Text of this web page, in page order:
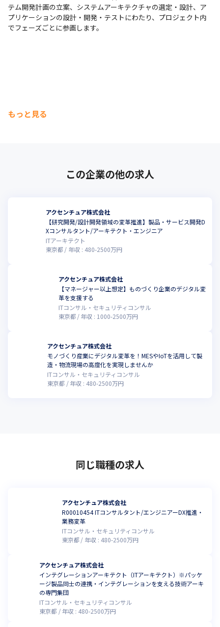
テム開発計画の立案、システムアーキテクチャの選定・設計、ア
プリケーションの設計・開発・テストにわたり、プロジェクト内
でフェーズごとに参画します。
もっと見る
この企業の他の求人
アクセンチュア株式会社
【研究開発/設計開発領域の変革推進】製品・サービス開発D
Xコンサルタント/アーキテクト・エンジニア
ITアーキテクト
東京都
年収 : 480-2500万円
アクセンチュア株式会社
【マネージャー以上想定】ものづくり企業のデジタル変
革を支援する
ITコンサル・セキュリティコンサル
東京都
年収 : 1000-2500万円
アクセンチュア株式会社
モノづくり産業にデジタル変革を！MESやIoTを活用して製
造・物流現場の高度化を実現しませんか
ITコンサル・セキュリティコンサル
東京都
年収 : 480-2500万円
同じ職種の求人
アクセンチュア株式会社
R00010454 ITコンサルタント/エンジニアーDX推進・
業務変革
ITコンサル・セキュリティコンサル
東京都
年収 : 480-2500万円
アクセンチュア株式会社
インテグレーションアーキテクト（ITアーキテクト）※パッケ
ージ製品同士の連携・インテグレーションを支える技術アーキ
の専門集団
ITコンサル・セキュリティコンサル
東京都
年収 : 480-2500万円